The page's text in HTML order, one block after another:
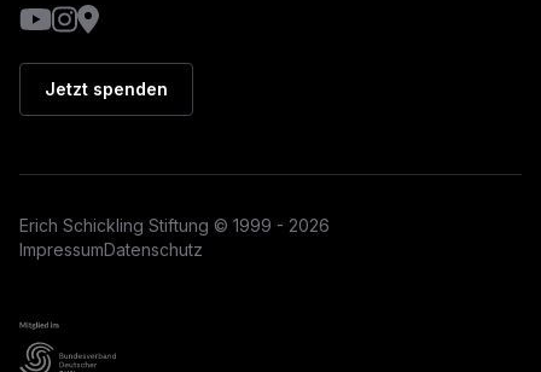
YouTube
Instagram
Google Maps
Jetzt spenden
Erich Schickling Stiftung © 1999 - 2026
ImpressumDatenschutz